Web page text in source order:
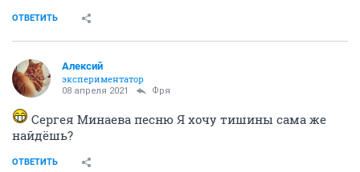
ОТВЕТИТЬ
Алексий
экспериментатор
08 апреля 2021 Фря
Сергея Минаева песню Я хочу тишины сама же
найдёшь?
ОТВЕТИТЬ